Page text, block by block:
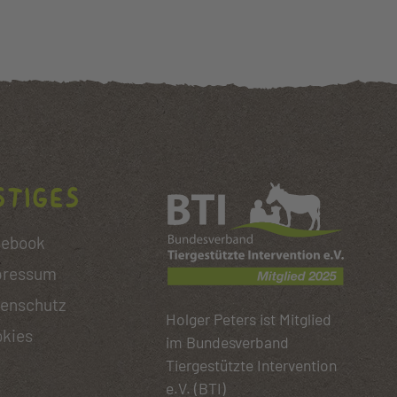
Holger Peters ist Mitglied
im Bundesverband
Tiergestützte Intervention
e.V. (BTI)